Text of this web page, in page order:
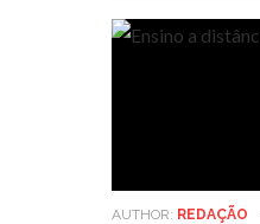
AUTHOR: REDAÇÃO